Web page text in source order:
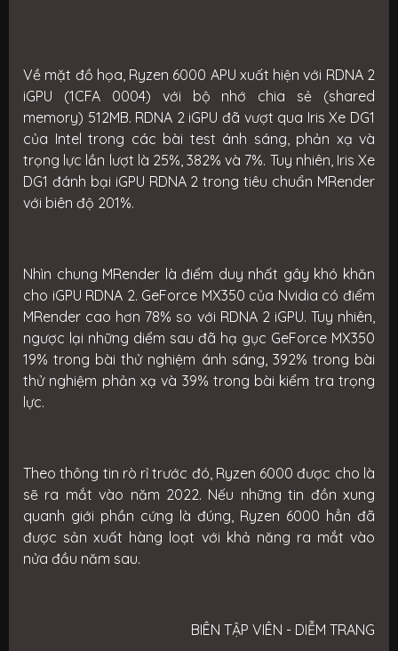
Về mặt đồ họa, Ryzen 6000 APU xuất hiện với RDNA 2
iGPU (1CFA 0004) với bộ nhớ chia sẻ (shared
memory) 512MB. RDNA 2 iGPU đã vượt qua Iris Xe DG1
của Intel trong các bài test ánh sáng, phản xạ và
trọng lực lần lượt là 25%, 382% và 7%. Tuy nhiên, Iris Xe
DG1 đánh bại iGPU RDNA 2 trong tiêu chuẩn MRender
với biên độ 201%.
Nhìn chung MRender là điểm duy nhất gây khó khăn
cho iGPU RDNA 2. GeForce MX350 của Nvidia có điểm
MRender cao hơn 78% so với RDNA 2 iGPU. Tuy nhiên,
ngược lại những diểm sau đã hạ gục GeForce MX350
19% trong bài thử nghiệm ánh sáng, 392% trong bài
thử nghiệm phản xạ và 39% trong bài kiểm tra trọng
lực.
Theo thông tin rò rỉ trước đó, Ryzen 6000 được cho là
sẽ ra mắt vào năm 2022. Nếu những tin đồn xung
quanh giới phần cứng là đúng, Ryzen 6000 hẳn đã
được sản xuất hàng loạt với khả năng ra mắt vào
nửa đầu năm sau.
BIÊN TẬP VIÊN - DIỄM TRANG